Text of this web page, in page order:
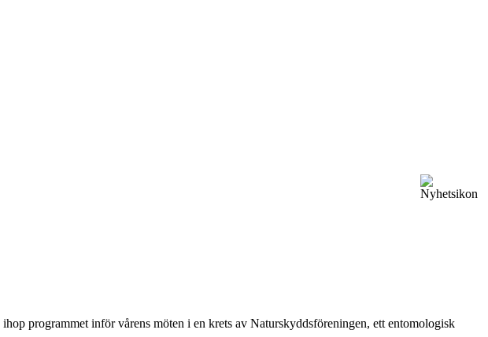
programmet inför vårens möten i en krets av Naturskyddsföreningen, ett entomologisk